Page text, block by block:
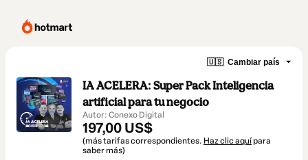
🇺🇸 Cambiar país
IA ACELERA: Super Pack Inteligencia
artificial para tu negocio
Autor: Conexo Digital
197,00 US$
(más tarifas correspondientes. Haz clic aquí para
saber más)